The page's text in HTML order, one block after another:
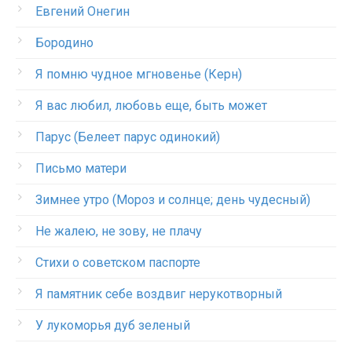
Евгений Онегин
Бородино
Я помню чудное мгновенье (Керн)
Я вас любил, любовь еще, быть может
Парус (Белеет парус одинокий)
Письмо матери
Зимнее утро (Мороз и солнце; день чудесный)
Не жалею, не зову, не плачу
Стихи о советском паспорте
Я памятник себе воздвиг нерукотворный
У лукоморья дуб зеленый